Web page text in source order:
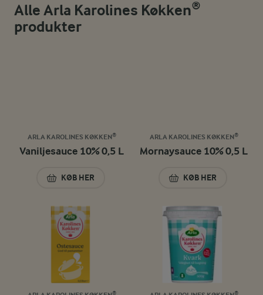
Alle Arla Karolines Køkken®
produkter
ARLA KAROLINES KØKKEN®
Vaniljesauce 10% 0,5 L
KØB HER
VANILJESAUCE 10% 0,5 L
ARLA KAROLINES KØKKEN®
Mornaysauce 10% 0,5 L
KØB HER
MORNAYSAUCE